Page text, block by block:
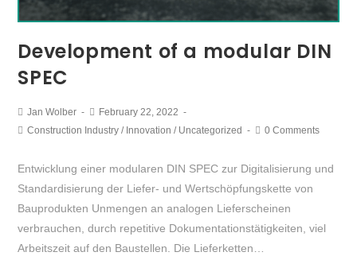
Development of a modular DIN
SPEC
Jan Wolber
February 22, 2022
Construction Industry / Innovation / Uncategorized 0 Comments
Entwicklung einer modularen DIN SPEC zur Digitalisierung und
Standardisierung der Liefer- und Wertschöpfungskette von
Bauprodukten Unmengen an analogen Lieferscheinen
verbrauchen, durch repetitive Dokumentationstätigkeiten, viel
Arbeitszeit auf den Baustellen. Die Lieferketten…